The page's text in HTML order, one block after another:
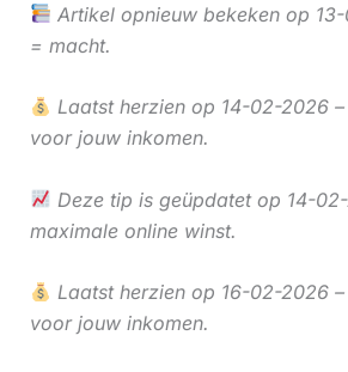
Artikel opnieuw bekeken op
= macht.
Laatst herzien op 14-02-2026
voor jouw inkomen.
Deze tip is geüpdatet op 14-
maximale online winst.
Laatst herzien op 16-02-2026
voor jouw inkomen.